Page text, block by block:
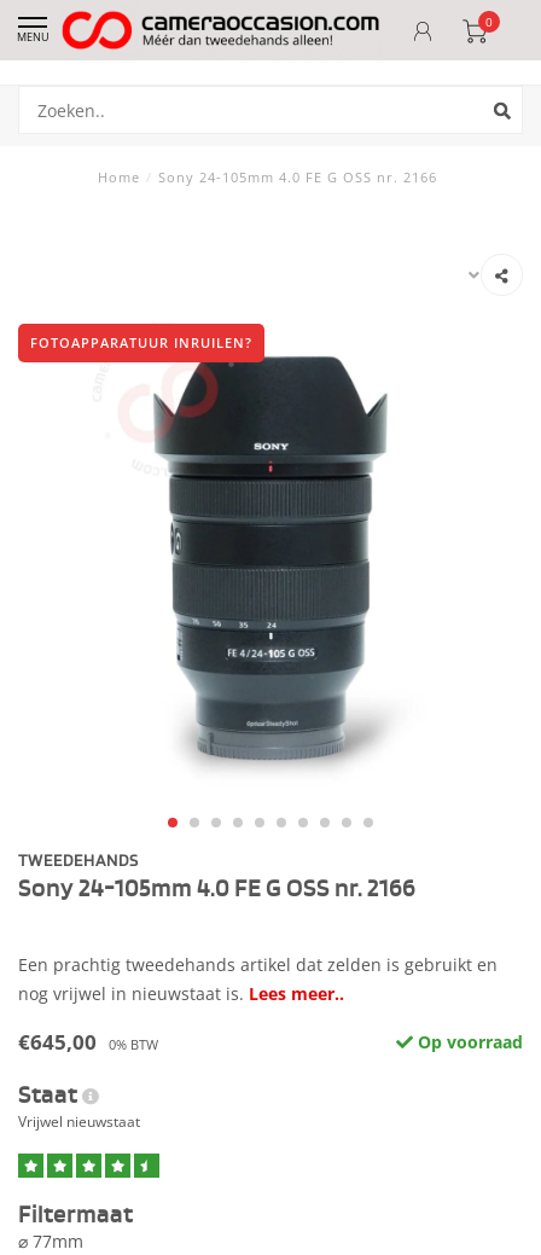
MENU
0
Home / Sony 24-105mm 4.0 FE G OSS nr. 2166
FOTOAPPARATUUR INRUILEN?
TWEEDEHANDS
Sony 24-105mm 4.0 FE G OSS nr. 2166
Een prachtig tweedehands artikel dat zelden is gebruikt en
nog vrijwel in nieuwstaat is. Lees meer..
€645,00 0% BTW Op voorraad
Staat
Vrijwel nieuwstaat
Filtermaat
⌀ 77mm